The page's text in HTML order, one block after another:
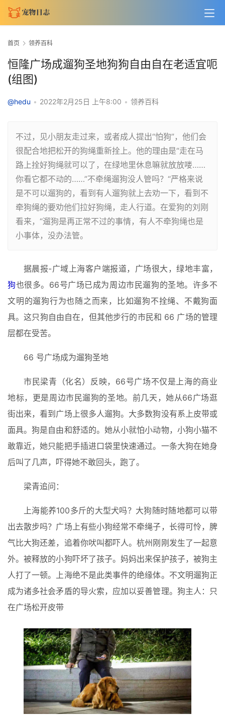
首页 领养百科
恒隆广场成遛狗圣地狗狗自由自在老适宜呃
(组图)
@hedu • 2022年2月25日 上午8:00 • 领养百科
不过，见小朋友走过来，或者成人提出“怕狗”，他们会
很配合地把松开的狗绳重新拴上。他的理由是“走在马
路上拴好狗绳就可以了，在绿地里休息嘛就放放喽……
你看它都不动的……”不牵绳遛狗没人管吗？“严格来说
是不可以遛狗的，看到有人遛狗就上去劝一下，看到不
牵狗绳的要劝他们拉好狗绳，走人行道。在爱狗的刘刚
看来，“遛狗是再正常不过的事情，有人不牵狗绳也是
小事体，没办法管。
据晨报-广域上海客户端报道，广场很大，绿地丰富，
狗也很多。66号广场已成为周边市民遛狗的圣地。许多不
文明的遛狗行为也随之而来，比如遛狗不拴绳、不戴狗面
具。这只狗自由自在，但其他步行的市民和 66 广场的管理
层都在受苦。
66 号广场成为遛狗圣地
市民梁青（化名）反映，66号广场不仅是上海的商业
地标，更是周边市民遛狗的圣地。前几天，她从66广场逛
街出来，看到广场上很多人遛狗。大多数狗没有系上皮带或
面具。狗是自由和舒适的。她从小就怕小动物，小狗小猫不
敢靠近，她只能把手插进口袋里快速通过。一条大狗在她身
后叫了几声，吓得她不敢回头，跑了。
梁青追问：
上海能养100多斤的大型犬吗？大狗随时随地都可以带
出去散步吗？广场上有些小狗经常不牵绳子，长得可怜，脾
气比大狗还差，追着你吠叫都吓人。杭州刚刚发生了一起意
外。被释放的小狗吓坏了孩子。妈妈出来保护孩子，被狗主
人打了一顿。上海绝不是此类事件的绝缘体。不文明遛狗正
成为诸多社会矛盾的导火索，应加以妥善管理。狗主人：只
在广场松开皮带